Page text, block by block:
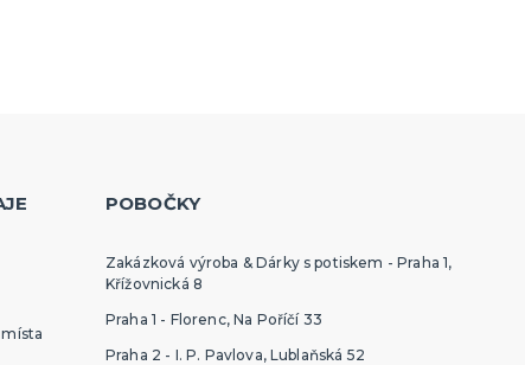
POBOČKY
Zakázková výroba & Dárky s potiskem - Praha 1,
Křížovnická 8
Praha 1 - Florenc, Na Poříčí 33
Praha 2 - I. P. Pavlova, Lublaňská 52